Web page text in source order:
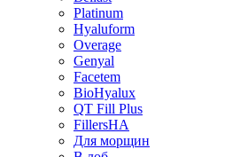
Platinum
Hyaluform
Overage
Genyal
Facetem
BioHyalux
QT Fill Plus
FillersHA
Для морщин